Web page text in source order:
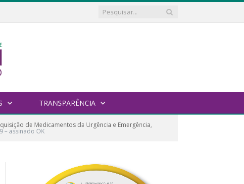
TRANSPARÊNCIA
de Medicamentos da Urgência e Emergência,
– assinado OK